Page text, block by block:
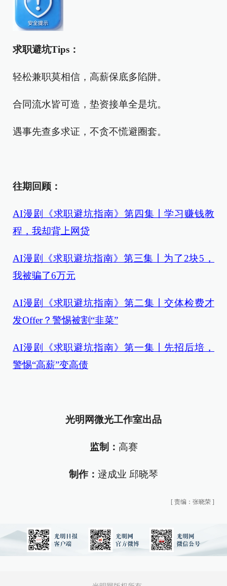
求职避坑Tips：
轻松兼职莫相信，高薪保底多陷阱。
合同流水皆可造，垫资接单全是坑。
遇事先查多求证，不贪不慌避圈套。
往期回顾：
AI漫剧《求职避坑指南》第四集丨学习赚钱教
程，我却背上网贷
AI漫剧《求职避坑指南》第三集丨为了2块5，
我被骗了6万元
AI漫剧《求职避坑指南》第二集丨交体检费才
发Offer？警惕被割“韭菜”
AI漫剧《求职避坑指南》第一集丨先招后培，
警惕“高薪”变高债
光明网微光工作室出品
监制： 高赛
制作： 逯成业 邱晓琴
[ 责编：张晓荣 ]